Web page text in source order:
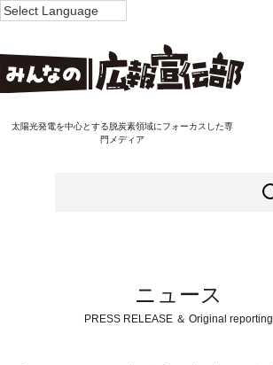
太陽光発電を中心とする脱炭素領域にフォーカスした専
門メディア
ニュース
PRESS RELEASE ＆ Original reporting